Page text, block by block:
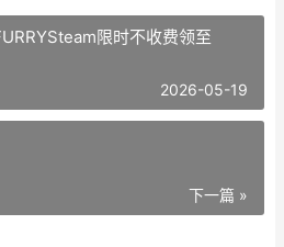
限时不收费领至
2026-05-19
下一篇 »